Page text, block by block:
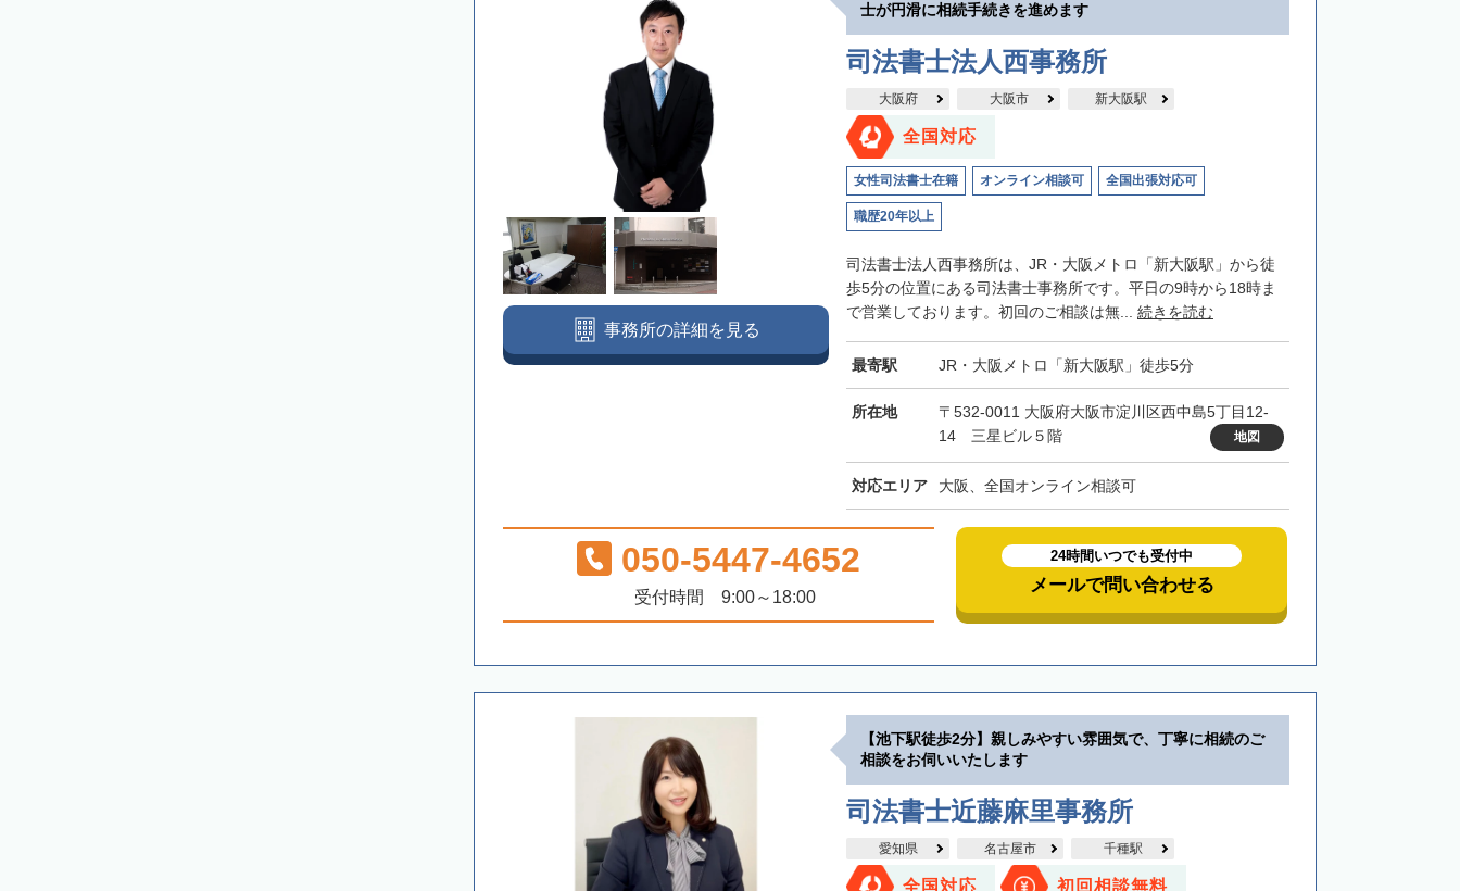
士が円滑に相続手続きを進めます
司法書士法人西事務所
大阪府 大阪市 新大阪駅
全国対応
女性司法書士在籍 オンライン相談可 全国出張対応可
職歴20年以上
司法書士法人西事務所は、JR・大阪メトロ「新大阪駅」から徒
歩5分の位置にある司法書士事務所です。平日の9時から18時ま
で営業しております。初回のご相談は無... 続きを読む
最寄駅 JR・大阪メトロ「新大阪駅」徒歩5分
所在地
〒532-0011 大阪府大阪市淀川区西中島5丁目12-
14 三星ビル５階
地図
対応エリア 大阪、全国オンライン相談可
事務所の詳細を見る
050-5447-4652
受付時間 9:00～18:00
24時間いつでも受付中
メールで問い合わせる
【池下駅徒歩2分】親しみやすい雰囲気で、丁寧に相続のご
相談をお伺いいたします
司法書士近藤麻里事務所
愛知県 名古屋市 千種駅
全国対応 初回相談無料